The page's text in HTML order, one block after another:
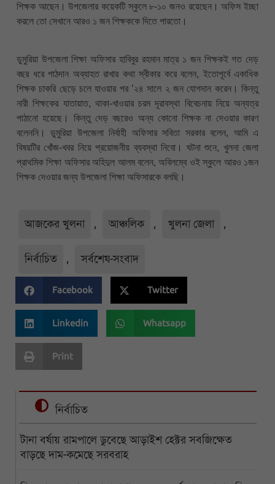
শিক্ষক আছেন। উপজেলার কয়েকটি স্কুলে ৮-১০ জনও রয়েছেন। অফিস ইচ্ছা
করলে তো সেখানে আরও ১ জন শিক্ষককে দিতে পারতো।
ডুমুরিয়া উপজেলা শিক্ষা অফিসার হাবিবুর রহমান মাত্র ১ জন শিক্ষকই গত দেড়
বছর ধরে পাঠদান অব্যাহত রাখার কথা স্বীকার করে বলেন, ইতোপূর্বে একাধিক
শিক্ষক চাকরি ছেড়ে চলে যাওয়ার পর ’২৪ সালে ২ জন যোগদান করেন। কিন্তু
নারী শিক্ষকের যাতায়াত, থাকা-খাওয়ার চরম দূরাবস্থা বিবেচনায় নিয়ে অন্যত্র
পাঠানো হয়েছে। কিন্তু দেড় বছরেও অন্য কোনো শিক্ষক না দেওয়ার কারণ
বলেননি। ডুমুরিয়া উপজেলা নির্বাহী অফিসার সবিতা সরকার বলেন, আমি এ
বিষয়টির খোঁজ-খবর নিয়ে প্রয়োজনীয় ব্যবস্থা নিবো। ঘটনা শুনে, খুলনা জেলা
প্রাথমিক শিক্ষা অফিসার অহিদুল আলম বলেন, অবিলম্বে ওই স্কুলে আরও ১জন
শিক্ষক দেওয়ার জন্য উপজেলা শিক্ষা অফিসারকে বলছি।
আজকের খুলনা , আঞ্চলিক , খুলনা জেলা ,
নির্বাচিত , সর্বশেষ-সংবাদ
Facebook Twitter
Linkedin Whatsapp
Print
নির্বাচিত
টানা বর্ষায় রামপালে ডুবেছে আড়াইশ হেক্টর সবজিক্ষেত
বাড়ছে দাম-কমেছে সরবরাহ